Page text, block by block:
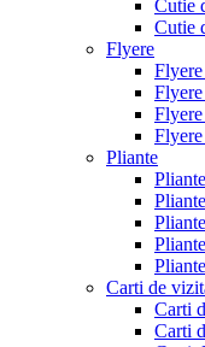
Cutie
Cutie
Flyere
Pliante
Carti de
Carti
Carti